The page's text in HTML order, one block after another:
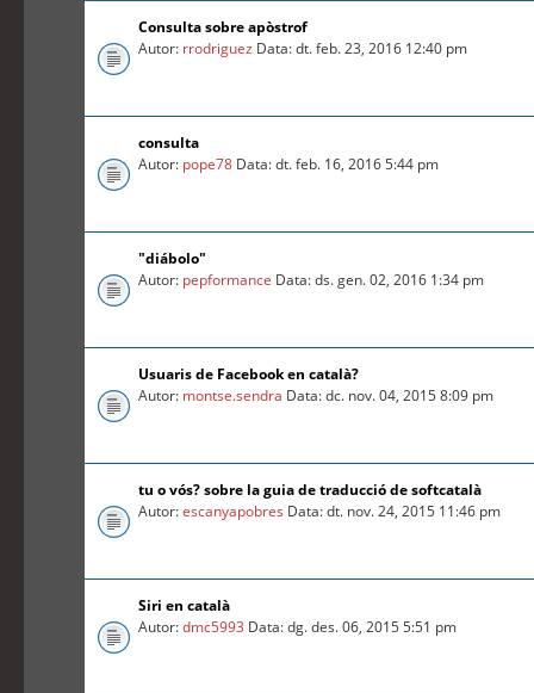
Consulta sobre apòstrof
Autor: rrodriguez Data: dt. feb. 23, 2016 12:40 pm
consulta
Autor: pope78 Data: dt. feb. 16, 2016 5:44 pm
"diábolo"
Autor: pepformance Data: ds. gen. 02, 2016 1:34 pm
Usuaris de Facebook en català?
Autor: montse.sendra Data: dc. nov. 04, 2015 8:09 pm
tu o vós? sobre la guia de traducció de softcatalà
Autor:escanyapobres Data: dt. nov. 24, 2015 11:46 pm
Siri en català
Autor:dmc5993 Data: dg. des. 06, 2015 5:51 pm